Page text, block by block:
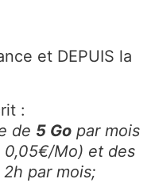
et DEPUIS la
:
de 5 Go par mois
Mo) et des
par mois;